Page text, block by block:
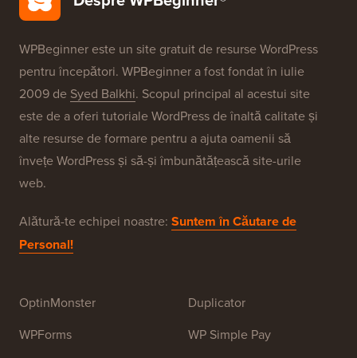
Brandurile Noastre
Despre WPBeginner®
WPBeginner este un site gratuit de resurse WordPress
2009 deSyed Balkhi. Scopul principal al acestui site
este de a oferi tutoriale WordPress de înaltă calitate și
web.